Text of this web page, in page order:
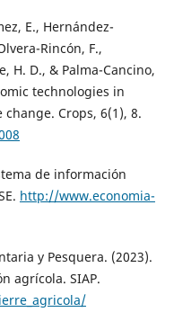
E., Hernández-
Rincón, F.,
H. D., & Palma-Cancino,
technologies in
Crops, 6(1), 8.
de información
http://www.economia-
y Pesquera. (2023).
agrícola. SIAP.